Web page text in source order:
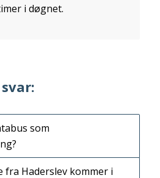
i døgnet.
som
fra Haderslev kommer i